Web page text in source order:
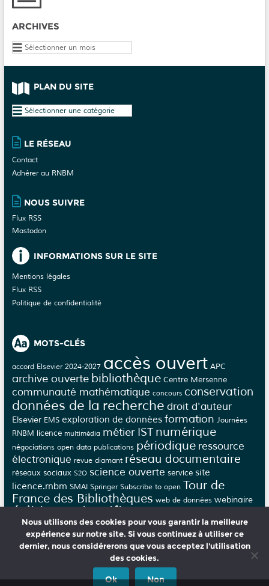
ARCHIVES
Archives
PLAN DU SITE
Plan
site
LE RÉSEAU
Contact
Adhérer au RNBM
NOUS SUIVRE
Flux RSS
Mastodon
INFORMATIONS SUR LE SITE
Mentions légales
Flux RSS
Politique de confidentialité
MOTS-CLÉS
accord Elsevier 2024-2027 accès ouvert APC
archive ouverte bibliothèque Centre Mersenne
communauté mathématique concours conservation
données de la recherche droit d'auteur
Elsevier EMS exploration de données formation Journées
RNBM licence multimédia métier IST numérique
négociations open data publications périodique ressource
électronique revue diamant réseau documentaire
réseaux sociaux S2O science ouverte service site
licence.rnbm SMAI Springer Subscribe to open Tour de
France des Bibliothèques web de données webinaire
édition scientifique
éthique évaluation
CNRS MATHEMATIQUES PORTAIL MATH
Nous utilisons des cookies pour vous garantir la meilleure
expérience sur notre site. Si vous continuez à utiliser ce
dernier, nous considérerons que vous acceptez l'utilisation
des cookies.
Ok Non